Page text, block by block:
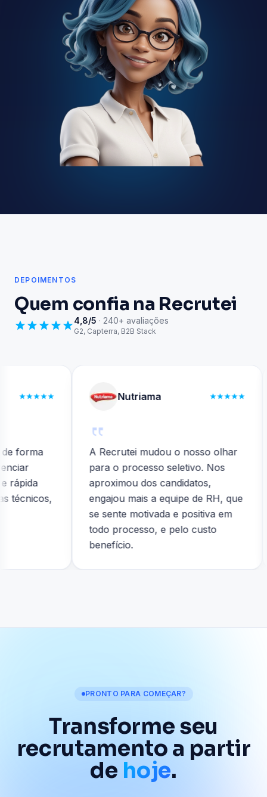
DEPOIMENTOS
Quem confia na Recrutei
4,8/5 · 240+ avaliações
G2, Capterra, B2B Stack
Nutriama
A Recrutei mudou o nosso olhar
para o processo seletivo. Nos
aproximou dos candidatos,
engajou mais a equipe de RH, que
se sente motivada e positiva em
todo processo, e pelo custo
benefício.
PRONTO PARA COMEÇAR?
Transforme seu
recrutamento a partir
de hoje.